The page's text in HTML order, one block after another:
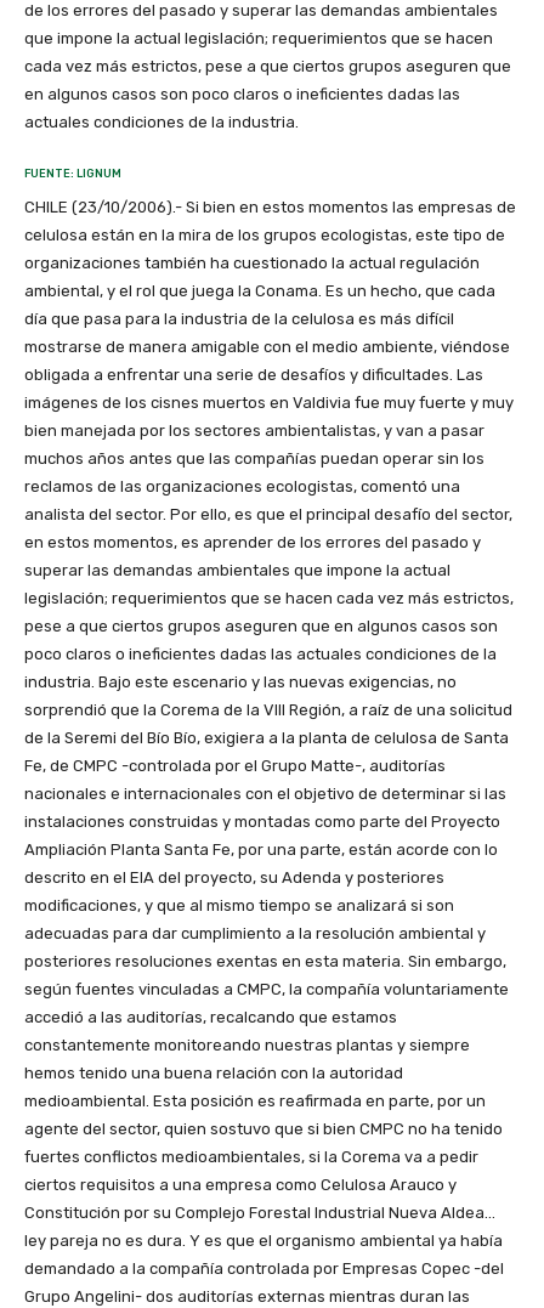
de los errores del pasado y superar las demandas ambientales
que impone la actual legislación; requerimientos que se hacen
cada vez más estrictos, pese a que ciertos grupos aseguren que
en algunos casos son poco claros o ineficientes dadas las
actuales condiciones de la industria.
FUENTE: LIGNUM
CHILE (23/10/2006).- Si bien en estos momentos las empresas de
celulosa están en la mira de los grupos ecologistas, este tipo de
organizaciones también ha cuestionado la actual regulación
ambiental, y el rol que juega la Conama. Es un hecho, que cada
día que pasa para la industria de la celulosa es más difícil
mostrarse de manera amigable con el medio ambiente, viéndose
obligada a enfrentar una serie de desafíos y dificultades. Las
imágenes de los cisnes muertos en Valdivia fue muy fuerte y muy
bien manejada por los sectores ambientalistas, y van a pasar
muchos años antes que las compañías puedan operar sin los
reclamos de las organizaciones ecologistas, comentó una
analista del sector. Por ello, es que el principal desafío del sector,
en estos momentos, es aprender de los errores del pasado y
superar las demandas ambientales que impone la actual
legislación; requerimientos que se hacen cada vez más estrictos,
pese a que ciertos grupos aseguren que en algunos casos son
poco claros o ineficientes dadas las actuales condiciones de la
industria. Bajo este escenario y las nuevas exigencias, no
sorprendió que la Corema de la VIII Región, a raíz de una solicitud
de la Seremi del Bío Bío, exigiera a la planta de celulosa de Santa
Fe, de CMPC -controlada por el Grupo Matte-, auditorías
nacionales e internacionales con el objetivo de determinar si las
instalaciones construidas y montadas como parte del Proyecto
Ampliación Planta Santa Fe, por una parte, están acorde con lo
descrito en el EIA del proyecto, su Adenda y posteriores
modificaciones, y que al mismo tiempo se analizará si son
adecuadas para dar cumplimiento a la resolución ambiental y
posteriores resoluciones exentas en esta materia. Sin embargo,
según fuentes vinculadas a CMPC, la compañía voluntariamente
accedió a las auditorías, recalcando que estamos
constantemente monitoreando nuestras plantas y siempre
hemos tenido una buena relación con la autoridad
medioambiental. Esta posición es reafirmada en parte, por un
agente del sector, quien sostuvo que si bien CMPC no ha tenido
fuertes conflictos medioambientales, si la Corema va a pedir
ciertos requisitos a una empresa como Celulosa Arauco y
Constitución por su Complejo Forestal Industrial Nueva Aldea…
ley pareja no es dura. Y es que el organismo ambiental ya había
demandado a la compañía controlada por Empresas Copec -del
Grupo Angelini- dos auditorías externas mientras duran las